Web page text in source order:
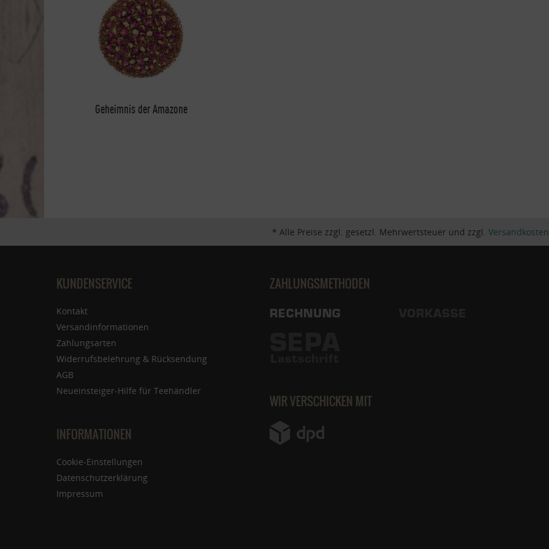
Geheimnis der Amazone
* Alle Preise zzgl. gesetzl. Mehrwertsteuer und zzgl. Versandkosten
KUNDENSERVICE
Kontakt
Versandinformationen
Zahlungsarten
Widerrufsbelehrung & Rücksendung
AGB
Neueinsteiger-Hilfe für Teehändler
INFORMATIONEN
Cookie-Einstellungen
Datenschutzerklärung
Impressum
ZAHLUNGSMETHODEN
WIR VERSCHICKEN MIT